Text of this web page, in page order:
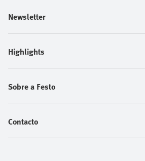
Newsletter
Highlights
Sobre a Festo
Contacto